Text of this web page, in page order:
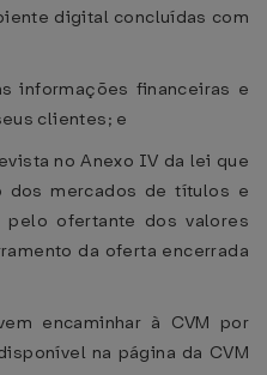
digital concluídas com
informações financeiras e
clientes; e
no Anexo IV da lei que
dos mercados de títulos e
ofertante dos valores
da oferta encerrada
encaminhar à CVM por
na página da CVM